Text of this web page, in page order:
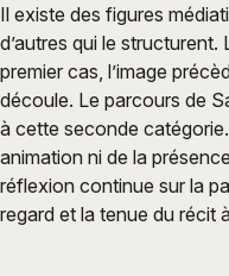
Il existe des figures
d’autres qui le
premier cas, l’image
découle. Le parcours de
à cette seconde
animation ni de la
réflexion continue sur la
regard et la tenue du récit